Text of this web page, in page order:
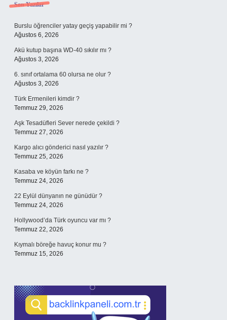
Sidebar
Son Yazılar
Burslu öğrenciler yatay geçiş yapabilir mi ?
Ağustos 6, 2026
Akü kutup başına WD-40 sıkılır mı ?
Ağustos 3, 2026
6. sınıf ortalama 60 olursa ne olur ?
Ağustos 3, 2026
Türk Ermenileri kimdir ?
Temmuz 29, 2026
Aşk Tesadüfleri Sever nerede çekildi ?
Temmuz 27, 2026
Kargo alıcı gönderici nasıl yazılır ?
Temmuz 25, 2026
Kasaba ve köyün farkı ne ?
Temmuz 24, 2026
22 Eylül dünyanın ne günüdür ?
Temmuz 24, 2026
Hollywood’da Türk oyuncu var mı ?
Temmuz 22, 2026
Kıymalı böreğe havuç konur mu ?
Temmuz 15, 2026